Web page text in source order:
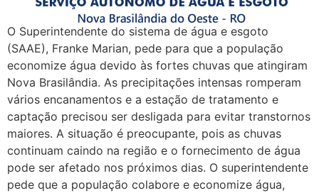
O Superintendente do sistema de água e esgoto
(SAAE), Franke Marian, pede para que a população
economize água devido às fortes chuvas que atingiram
Nova Brasilândia. As precipitações intensas romperam
vários encanamentos e a estação de tratamento e
captação precisou ser desligada para evitar transtornos
maiores. A situação é preocupante, pois as chuvas
continuam caindo na região e o fornecimento de água
pode ser afetado nos próximos dias. O superintendente
pede que a população colabore e economize água,